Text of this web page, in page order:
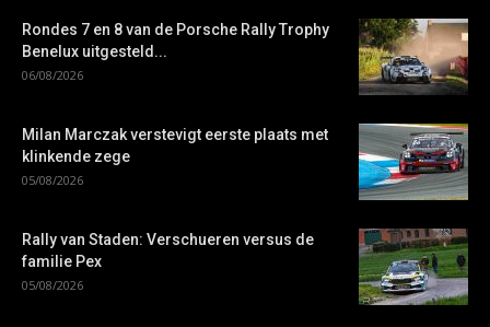
Rondes 7 en 8 van de Porsche Rally Trophy
Benelux uitgesteld...
06/08/2026
Milan Marczak verstevigt eerste plaats met
klinkende zege
05/08/2026
Rally van Staden: Verschueren versus de
familie Pex
05/08/2026